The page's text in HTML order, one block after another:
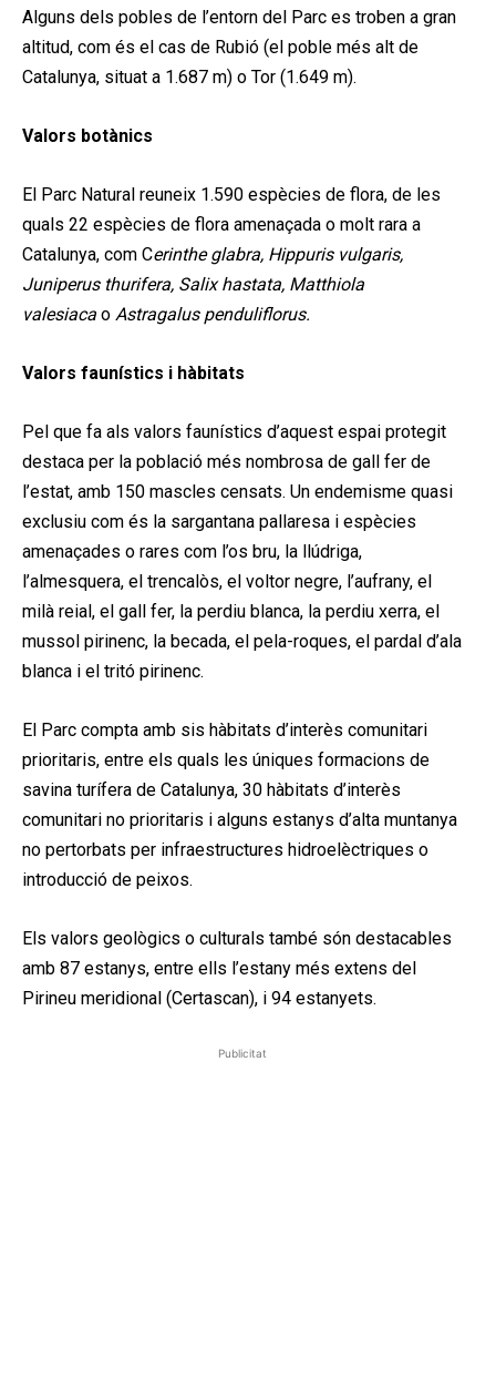
Alguns dels pobles de l’entorn del Parc es troben a gran
altitud, com és el cas de Rubió (el poble més alt de
Catalunya, situat a 1.687 m) o Tor (1.649 m).
Valors botànics
El Parc Natural reuneix 1.590 espècies de flora, de les
quals 22 espècies de flora amenaçada o molt rara a
Catalunya, com Cerinthe glabra, Hippuris vulgaris,
Juniperus thurifera, Salix hastata, Matthiola
valesiaca o Astragalus penduliflorus.
Valors faunístics i hàbitats
Pel que fa als valors faunístics d’aquest espai protegit
destaca per la població més nombrosa de gall fer de
l’estat, amb 150 mascles censats. Un endemisme quasi
exclusiu com és la sargantana pallaresa i espècies
amenaçades o rares com l’os bru, la llúdriga,
l’almesquera, el trencalòs, el voltor negre, l’aufrany, el
milà reial, el gall fer, la perdiu blanca, la perdiu xerra, el
mussol pirinenc, la becada, el pela-roques, el pardal d’ala
blanca i el tritó pirinenc.
El Parc compta amb sis hàbitats d’interès comunitari
prioritaris, entre els quals les úniques formacions de
savina turífera de Catalunya, 30 hàbitats d’interès
comunitari no prioritaris i alguns estanys d’alta muntanya
no pertorbats per infraestructures hidroelèctriques o
introducció de peixos.
Els valors geològics o culturals també són destacables
amb 87 estanys, entre ells l’estany més extens del
Pirineu meridional (Certascan), i 94 estanyets.
Publicitat